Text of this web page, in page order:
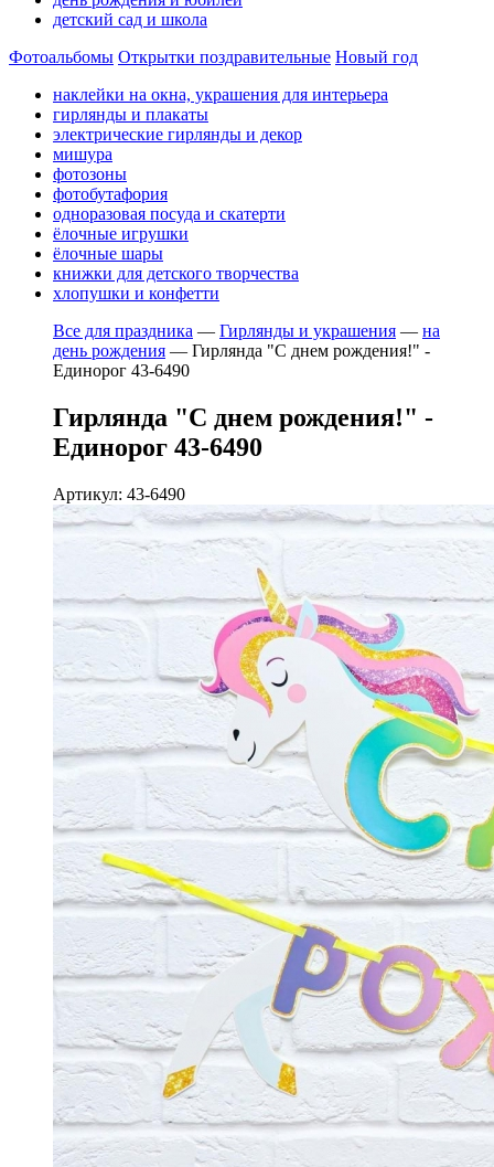
детский сад и школа
Фотоальбомы Открытки поздравительные Новый год
наклейки на окна, украшения для интерьера
гирлянды и плакаты
электрические гирлянды и декор
мишура
фотозоны
фотобутафория
одноразовая посуда и скатерти
ёлочные игрушки
ёлочные шары
книжки для детского творчества
хлопушки и конфетти
Все для праздника — Гирлянды и украшения — на
день рождения — Гирлянда "С днем рождения!" -
Единорог 43-6490
Гирлянда "С днем рождения!" -
Единорог 43-6490
Артикул: 43-6490